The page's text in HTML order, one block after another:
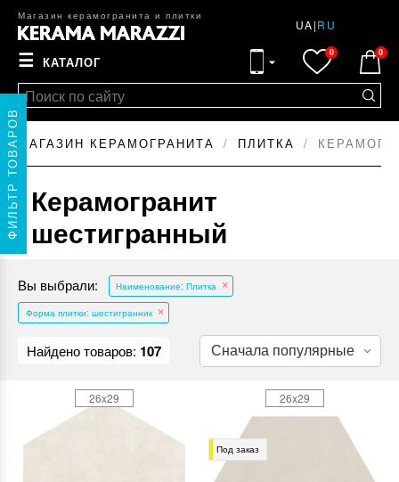
Магазин керамогранита и плитки
UA|RU
☰ КАТАЛОГ
0 0
МАГАЗИН КЕРАМОГРАНИТА ПЛИТКА
Керамогранит
шестигранный
Вы выбрали: Наименование: Плитка
Форма плитки: шестигранник
Найдено товаров: 107
26x29
Под заказ
26x29
ФИЛЬТР ТОВАРОВ